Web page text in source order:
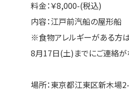
料金：￥8,000-(税込)
内容：江戸前汽船の屋形船
※食物アレルギーがある方
8月17日(土)までにご連絡が
場所：東京都江東区新木場2-